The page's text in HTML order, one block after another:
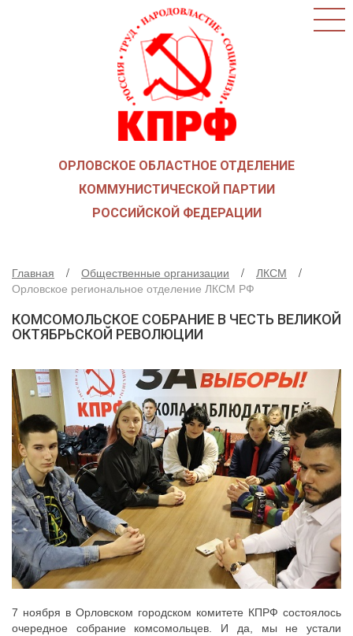
КАК ВСТУПИТЬ В КПРФ
ОБЩЕСТВЕННЫЕ ОРГАНИЗАЦИИ
СОЮЗ СОВЕТСКИХ ОФИЦЕРОВ В ПОДДЕРЖКУ
АРМИИ И ФЛОТА
ДЕПУТАТСКАЯ ВЕРТИКАЛЬ
ОРЛОВСКИЙ ГОРОДСКОЙ СОВЕТ
САМОУПРАВЛЕНИЯ
ПАРТИЙНАЯ ПЕЧАТЬ
ПАРТИЙНАЯ ЖИЗНЬ
МЕСТНЫЕ ОТДЕЛЕНИЯ
КОНТАКТЫ
КПРФ ПРОФ
г. Орел, ул. Ковальская, д. 5
8 (4862) 77-88-99
ОРЛОВСКОЕ ОБЛАСТНОЕ ОТДЕЛЕНИЕ
КОММУНИСТИЧЕСКОЙ ПАРТИИ
РОССИЙСКОЙ ФЕДЕРАЦИИ
Главная Общественные организации
ЛКСМ
Орловское региональное отделение ЛКСМ РФ
КОМСОМОЛЬСКОЕ СОБРАНИЕ В ЧЕСТЬ ВЕЛИКОЙ
ОКТЯБРЬСКОЙ РЕВОЛЮЦИИ
7 ноября в Орловском городском комитете КПРФ состоялось
очередное собрание комсомольцев. И да, мы не устали